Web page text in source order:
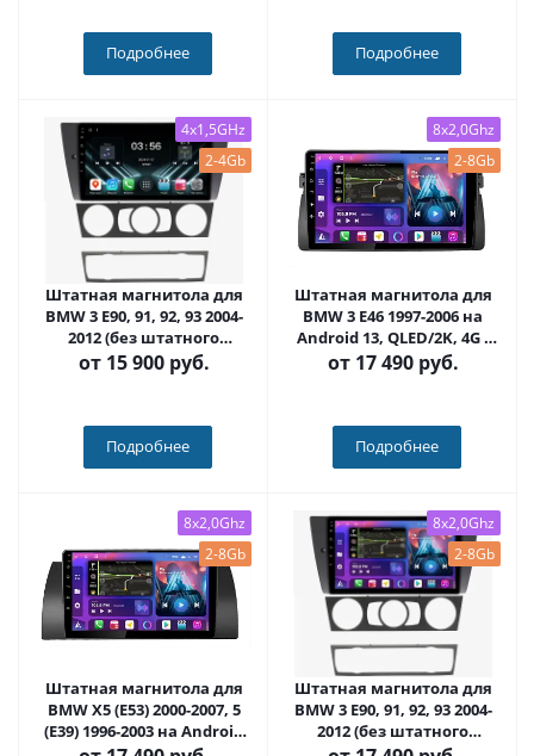
Подробнее Подробнее
4x1,5GHz
2-4Gb
Штатная магнитола для
BMW 3 E90, 91, 92, 93 2004-
2012 (без штатного
экрана) на Android 13 -
FarCar (D/DX170M)
от 15 900 руб.
Подробнее
8x2,0Ghz
2-8Gb
Штатная магнитола для
BMW 3 E46 1997-2006 на
Android 13, QLED/2K, 4G -
FarCar S500 Plus (708M)
от 17 490 руб.
Подробнее
8x2,0Ghz
2-8Gb
Штатная магнитола для
BMW X5 (E53) 2000-2007, 5
(E39) 1996-2003 на Android
8x2,0Ghz
2-8Gb
Штатная магнитола для
BMW 3 E90, 91, 92, 93 2004-
2012 (без штатного